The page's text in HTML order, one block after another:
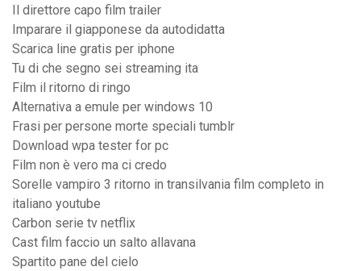
Il direttore capo film trailer
Imparare il giapponese da autodidatta
Scarica line gratis per iphone
Tu di che segno sei streaming ita
Film il ritorno di ringo
Alternativa a emule per windows 10
Frasi per persone morte speciali tumblr
Download wpa tester for pc
Film non è vero ma ci credo
Sorelle vampiro 3 ritorno in transilvania film completo in
italiano youtube
Carbon serie tv netflix
Cast film faccio un salto allavana
Spartito pane del cielo